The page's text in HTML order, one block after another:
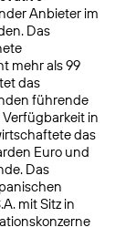
Anbieter im
Das
mehr als 99
das
führende
in
das
Euro und
Das
mit Sitz in